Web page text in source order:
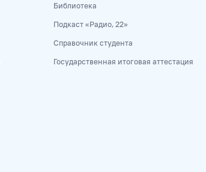
Библиотека
Подкаст «Радио, 22»
Справочник студента
Государственная итоговая аттестация